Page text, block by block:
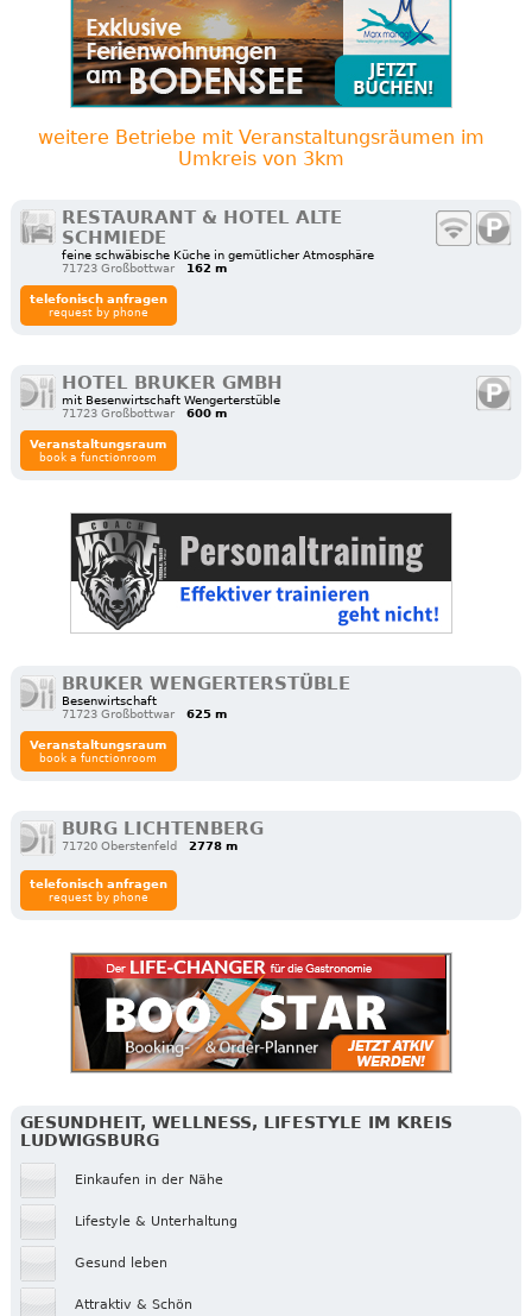
weitere Betriebe mit Veranstaltungsräumen im
Umkreis von 3km
RESTAURANT & HOTEL ALTE
SCHMIEDE
feine schwäbische Küche in gemütlicher Atmosphäre
71723 Großbottwar
162 m
telefonisch anfragen
request by phone
HOTEL BRUKER GMBH
mit Besenwirtschaft Wengerterstüble
71723 Großbottwar
600 m
Veranstaltungsraum
book a functionroom
BRUKER WENGERTERSTÜBLE
Besenwirtschaft
71723 Großbottwar
625 m
Veranstaltungsraum
book a functionroom
BURG LICHTENBERG
71720 Oberstenfeld 2778 m
telefonisch anfragen
request by phone
GESUNDHEIT, WELLNESS, LIFESTYLE IM KREIS
LUDWIGSBURG
Einkaufen in der Nähe
Lifestyle & Unterhaltung
Gesund leben
Attraktiv & Schön